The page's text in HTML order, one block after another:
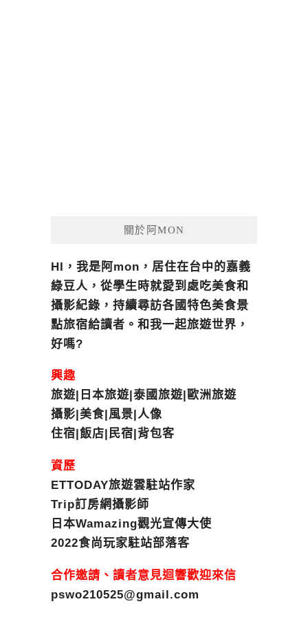
關於阿MON
HI，我是阿mon，居住在台中的嘉義
綠豆人，從學生時就愛到處吃美食和
攝影紀錄，持續尋訪各國特色美食景
點旅宿給讀者。和我一起旅遊世界，
好嗎?
興趣
旅遊|日本旅遊|泰國旅遊|歐洲旅遊
攝影|美食|風景|人像
住宿|飯店|民宿|背包客
資歷
ETTODAY旅遊雲駐站作家
Trip訂房網攝影師
日本Wamazing觀光宣傳大使
2022食尚玩家駐站部落客
合作邀請、讀者意見迴響歡迎來信
pswo210525@gmail.com